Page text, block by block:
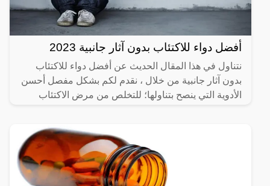
أفضل دواء للاكتئاب بدون آثار جانبية 2023
نتناول في هذا المقال الحديث عن أفضل دواء للاكتئاب
بدون آثار جانبية من خلال ، نقدم لكم بشكل مفصل أحسن
الأدوية التي ينصح بتناولها؛ للتخلص من مرض الاكتئاب